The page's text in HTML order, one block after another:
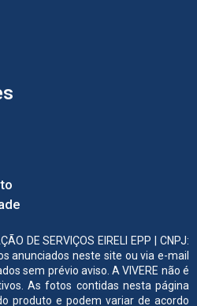
DE SERVIÇOS EIRELI EPP | CNPJ:
anunciados neste site ou via e-mail
sem prévio aviso. A VIVERE não é
As fotos contidas nesta página
produto e podem variar de acordo